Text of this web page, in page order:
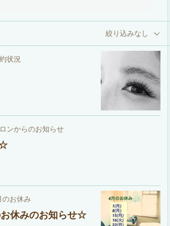
絞り込みなし
状況
ンからのお知らせ
☆
のお休み
休みのお知らせ☆